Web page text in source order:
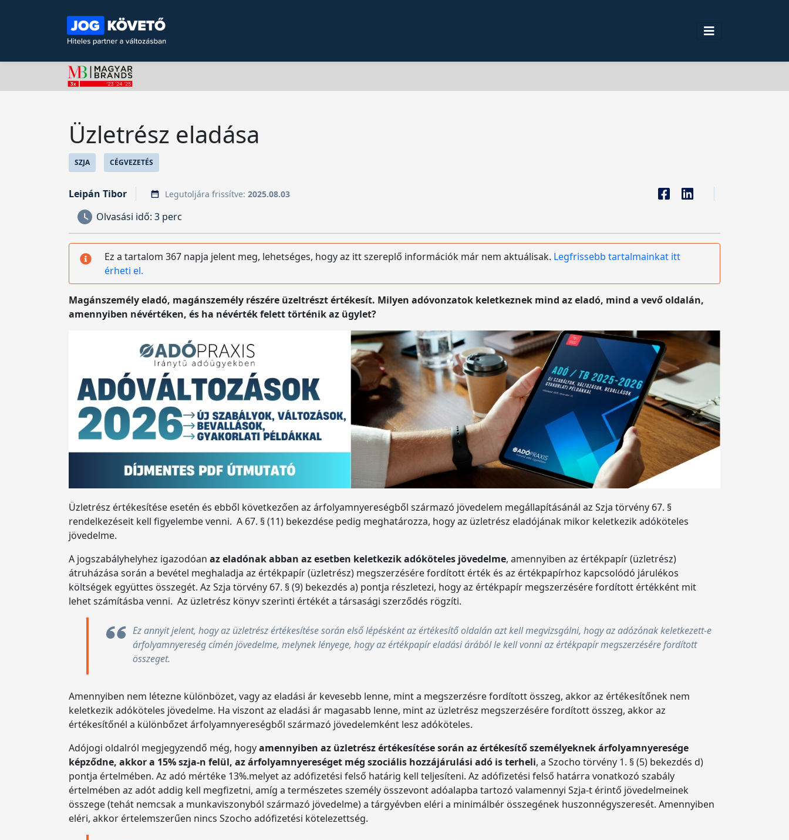
Üzletrész eladása
SZJA CÉGVEZETÉS
Leipán Tibor Legutoljára frissítve: 2025.08.03
Olvasási idő: 3 perc
Ez a tartalom 367 napja jelent meg, lehetséges, hogy az itt szereplő információk már nem aktuálisak. Legfrissebb tartalmainkat itt
érheti el.
Magánszemély eladó, magánszemély részére üzeltrészt értékesít. Milyen adóvonzatok keletkeznek mind az eladó, mind a vevő oldalán,
amennyiben névértéken, és ha névérték felett történik az ügylet?
Üzletrész értékesítése esetén és ebből következően az árfolyamnyereségből származó jövedelem megállapításánál az Szja törvény 67. §
rendelkezéseit kell figyelembe venni. A 67. § (11) bekezdése pedig meghatározza, hogy az üzletrész eladójának mikor keletkezik adóköteles
jövedelme.
A jogszabályhelyhez igazodóan az eladónak abban az esetben keletkezik adóköteles jövedelme, amennyiben az értékpapír (üzletrész)
átruházása során a bevétel meghaladja az értékpapír (üzletrész) megszerzésére fordított érték és az értékpapírhoz kapcsolódó járulékos
költségek együttes összegét. Az Szja törvény 67. § (9) bekezdés a) pontja részletezi, hogy az értékpapír megszerzésére fordított értékként mit
lehet számításba venni. Az üzletrész könyv szerinti értékét a társasági szerződés rögzíti.
Ez annyit jelent, hogy az üzletrész értékesítése során első lépésként az értékesítő oldalán azt kell megvizsgálni, hogy az adózónak keletkezett-e
árfolyamnyereség címén jövedelme, melynek lényege, hogy az értékpapír eladási árából le kell vonni az értékpapír megszerzésére fordított
összeget.
Amennyiben nem létezne különbözet, vagy az eladási ár kevesebb lenne, mint a megszerzésre fordított összeg, akkor az értékesítőnek nem
keletkezik adóköteles jövedelme. Ha viszont az eladási ár magasabb lenne, mint az üzletrész megszerzésére fordított összeg, akkor az
értékesítőnél a különbőzet árfolyamnyereségből származó jövedelemként lesz adóköteles.
Adójogi oldalról megjegyzendő még, hogyamennyiben az üzletrész értékesítése során az értékesítő személyeknek árfolyamnyeresége
képződne, akkor a 15% szja-n felül, az árfolyamnyereséget még szociális hozzájárulási adó is terheli, a Szocho törvény 1. § (5) bekezdés d)
pontja értelmében. Az adó mértéke 13%.melyet az adófizetési felső határig kell teljesíteni. Az adófizetési felső határra vonatkozó szabály
értelmében az adót addig kell megfizetni, amíg a természetes személy összevont adóalapba tartozó valamennyi Szja-t érintő jövedelmeinek
összege (tehát nemcsak a munkaviszonyból származó jövedelme) a tárgyévben eléri a minimálbér összegének huszonnégyszeresét. Amennyiben
eléri, akkor értelemszerűen nincs Szocho adófizetési kötelezettség.